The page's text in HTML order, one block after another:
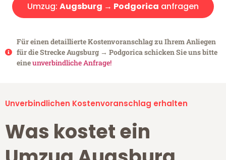
Umzug: Augsburg → Podgorica anfragen
Für einen detaillierte Kostenvoranschlag zu Ihrem Anliegen
für die Strecke Augsburg → Podgorica schicken Sie uns bitte
eineunverbindliche Anfrage!
Unverbindlichen Kostenvoranschlag erhalten
Was kostet ein